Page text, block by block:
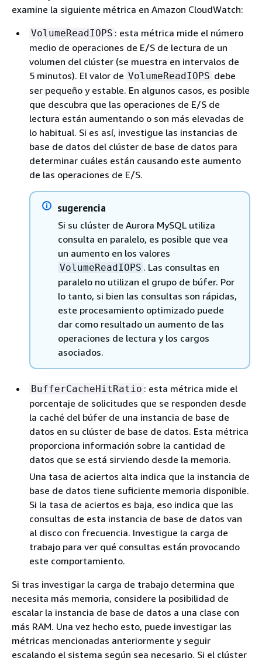
examine la siguiente métrica en Amazon CloudWatch:
VolumeReadIOPS : esta métrica mide el número
medio de operaciones de E/S de lectura de un
volumen del clúster (se muestra en intervalos de
5 minutos). El valor de VolumeReadIOPS debe
ser pequeño y estable. En algunos casos, es posible
que descubra que las operaciones de E/S de
lectura están aumentando o son más elevadas de
lo habitual. Si es así, investigue las instancias de
base de datos del clúster de base de datos para
determinar cuáles están causando este aumento
de las operaciones de E/S.
sugerencia
Si su clúster de Aurora MySQL utiliza
consulta en paralelo, es posible que vea
un aumento en los valores
VolumeReadIOPS . Las consultas en
paralelo no utilizan el grupo de búfer. Por
lo tanto, si bien las consultas son rápidas,
este procesamiento optimizado puede
dar como resultado un aumento de las
operaciones de lectura y los cargos
asociados.
BufferCacheHitRatio : esta métrica mide el
porcentaje de solicitudes que se responden desde
la caché del búfer de una instancia de base de
datos en su clúster de base de datos. Esta métrica
proporciona información sobre la cantidad de
datos que se está sirviendo desde la memoria.
Una tasa de aciertos alta indica que la instancia de
base de datos tiene suficiente memoria disponible.
Si la tasa de aciertos es baja, eso indica que las
consultas de esta instancia de base de datos van
al disco con frecuencia. Investigue la carga de
trabajo para ver qué consultas están provocando
este comportamiento.
Si tras investigar la carga de trabajo determina que
necesita más memoria, considere la posibilidad de
escalar la instancia de base de datos a una clase con
más RAM. Una vez hecho esto, puede investigar las
métricas mencionadas anteriormente y seguir
escalando el sistema según sea necesario. Si el clúster